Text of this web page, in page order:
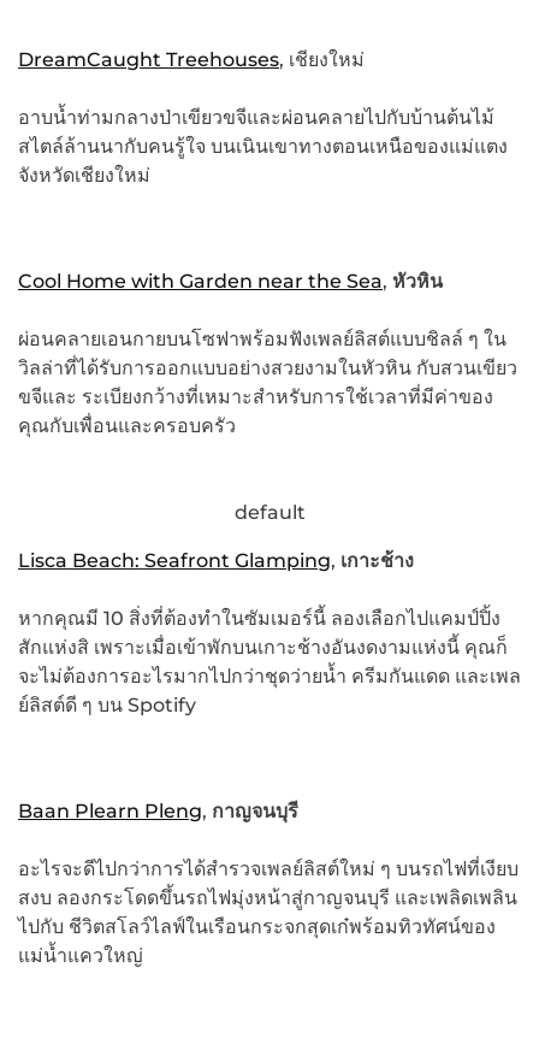
DreamCaught Treehouses, เชียงใหม่
อาบน้ำท่ามกลางป่าเขียวขจีและผ่อนคลายไปกับบ้านต้นไม้
สไตล์ล้านนากับคนรู้ใจ บนเนินเขาทางตอนเหนือของแม่แตง
จังหวัดเชียงใหม่
Cool Home with Garden near the Sea, หัวหิน
ผ่อนคลายเอนกายบนโซฟาพร้อมฟังเพลย์ลิสต์แบบชิลล์ ๆ ใน
วิลล่าที่ได้รับการออกแบบอย่างสวยงามในหัวหิน กับสวนเขียว
ขจีและ ระเบียงกว้างที่เหมาะสำหรับการใช้เวลาที่มีค่าของ
คุณกับเพื่อนและครอบครัว
default
Lisca Beach: Seafront Glamping, เกาะช้าง
หากคุณมี 10 สิ่งที่ต้องทำในซัมเมอร์นี้ ลองเลือกไปแคมป์ปิ้ง
สักแห่งสิ เพราะเมื่อเข้าพักบนเกาะช้างอันงดงามแห่งนี้ คุณก็
จะไม่ต้องการอะไรมากไปกว่าชุดว่ายน้ำ ครีมกันแดด และเพล
ย์ลิสต์ดี ๆ บน Spotify
Baan Plearn Pleng, กาญจนบุรี
อะไรจะดีไปกว่าการได้สำรวจเพลย์ลิสต์ใหม่ ๆ บนรถไฟที่เงียบ
สงบ ลองกระโดดขึ้นรถไฟมุ่งหน้าสู่กาญจนบุรี และเพลิดเพลิน
ไปกับ ชีวิตสโลว์ไลฟ์ในเรือนกระจกสุดเก๋พร้อมทิวทัศน์ของ
แม่น้ำแควใหญ่